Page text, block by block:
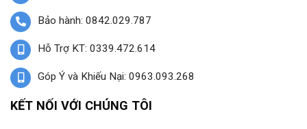
Bảo hành: 0842.029.787
Hỗ Trợ KT: 0339.472.614
Góp Ý và Khiếu Nại: 0963.093.268
KẾT NỐI VỚI CHÚNG TÔI